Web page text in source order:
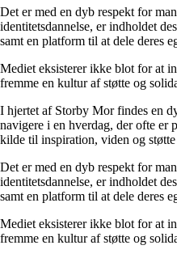
Det er med en dyb respekt for
identitetsdannelse, er indholdet
samt en platform til at dele deres
Mediet eksisterer ikke blot for at
fremme en kultur af støtte og
I hjertet af Storby Mor findes en
navigere i en hverdag, der ofte
kilde til inspiration, viden og
Det er med en dyb respekt for
identitetsdannelse, er indholdet
samt en platform til at dele deres
Mediet eksisterer ikke blot for at
fremme en kultur af støtte og